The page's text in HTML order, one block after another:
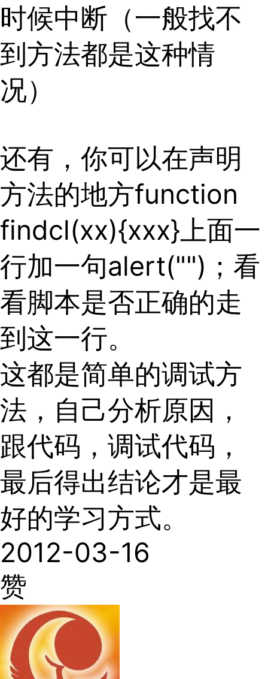
时候中断（一般找不
到方法都是这种情
况）
还有，你可以在声明
方法的地方function
findcl(xx){xxx}上面一
行加一句alert("")；看
看脚本是否正确的走
到这一行。
这都是简单的调试方
法，自己分析原因，
跟代码，调试代码，
最后得出结论才是最
好的学习方式。
2012-03-16
赞